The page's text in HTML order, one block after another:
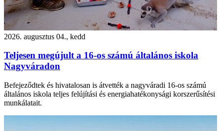
2026. augusztus 04., kedd
Teljesen megújult a 16-os számú általános iskola
Nagyváradon
Befejeződtek és hivatalosan is átvették a nagyváradi 16-os számú
általános iskola teljes felújítási és energiahatékonysági korszerűsítési
munkálatait.